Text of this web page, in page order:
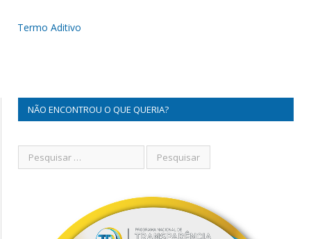
Termo Aditivo
NÃO ENCONTROU O QUE QUERIA?